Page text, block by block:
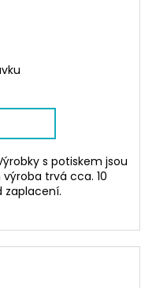
s potiskem jsou
trvá cca. 10
zaplacení.